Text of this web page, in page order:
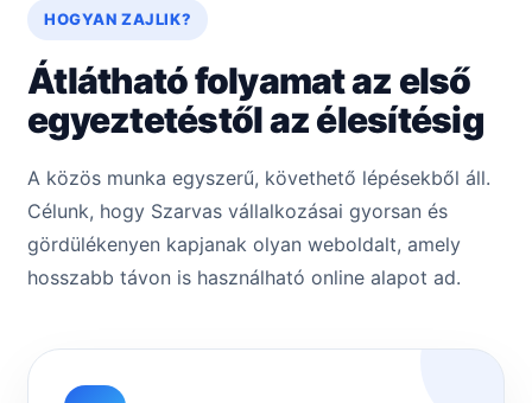
HOGYAN ZAJLIK?
Átlátható folyamat az első
egyeztetéstől az élesítésig
A közös munka egyszerű, követhető lépésekből áll.
Célunk, hogy Szarvas vállalkozásai gyorsan és
gördülékenyen kapjanak olyan weboldalt, amely
hosszabb távon is használható online alapot ad.